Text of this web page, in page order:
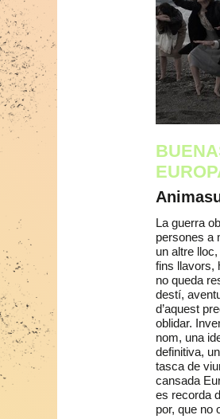
La guerra
persones a
un altre
fins llavors,
no queda
destí,
d’aquest
oblidar.
nom, una
definitiva,
tasca de
cansada
es recorda
por, que no